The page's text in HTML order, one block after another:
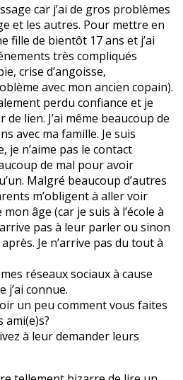
car j’ai de gros problèmes
et les autres. Pour mettre en
fille de bientôt 17 ans et j’ai
très compliqués
crise d’angoisse,
avec mon ancien copain).
perdu confiance et je
de lien. J’ai même beaucoup de
avec ma famille. Je suis
je n’aime pas le contact
de mal pour avoir
Malgré beaucoup d’autres
m’obligent à aller voir
âge (car je suis à l’école à
pas à leur parler ou sinon
Je n’arrive pas du tout à
réseaux sociaux à cause
j’ai connue.
un peu comment vous faites
à leur demander leurs